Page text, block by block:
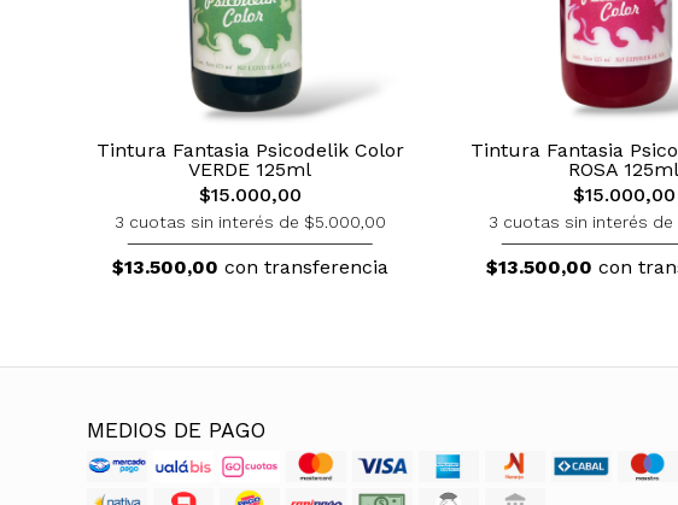
Tintura Fantasia Psicodelik Color
VERDE 125ml
$15.000,00
3 cuotas sin interés de $5.000,00
$13.500,00 con transferencia
Tintura Fantasia
ROSA 125ml
$15.000,00
3 cuotas sin interés de
$13.500,00 con
MEDIOS DE PAGO